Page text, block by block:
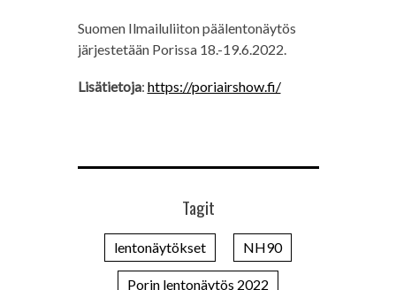
Suomen Ilmailuliiton päälentonäytös
järjestetään Porissa 18.-19.6.2022.
Lisätietoja: https://poriairshow.fi/
Tagit
lentonäytökset NH90
Porin lentonäytös 2022